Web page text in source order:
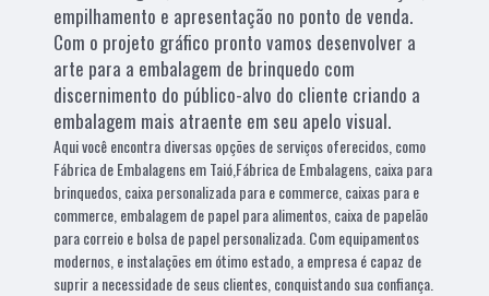
empilhamento e apresentação no ponto de venda.
Com o projeto gráfico pronto vamos desenvolver a
arte para a embalagem de brinquedo com
discernimento do público-alvo do cliente criando a
embalagem mais atraente em seu apelo visual.
Aqui você encontra diversas opções de serviços oferecidos, como
Fábrica de Embalagens em Taió,Fábrica de Embalagens, caixa para
brinquedos, caixa personalizada para e commerce, caixas para e
commerce, embalagem de papel para alimentos, caixa de papelão
para correio e bolsa de papel personalizada. Com equipamentos
modernos, e instalações em ótimo estado, a empresa é capaz de
suprir a necessidade de seus clientes, conquistando sua confiança.